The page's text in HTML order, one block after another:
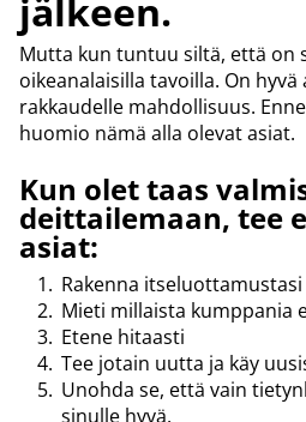
jälkeen.
Mutta kun tuntuu siltä, että on
oikeanalaisilla tavoilla. On
rakkaudelle mahdollisuus.
huomio nämä alla olevat asiat.
Kun olet taas
deittailemaan, tee
asiat:
Rakenna itseluottamustasi
Mieti millaista kumppania
Etene hitaasti
Tee jotain uutta ja käy
Unohda se, että vain
sinulle hyvä.